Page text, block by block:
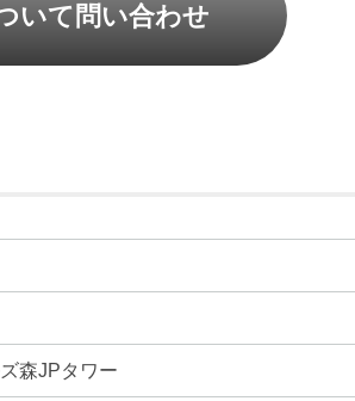
いて問い合わせ
森JPタワー